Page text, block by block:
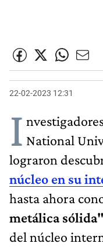
22-02-2023 12:31
I National
lograron
núcleo en su
hasta ahora
metálica sólida"
del núcleo